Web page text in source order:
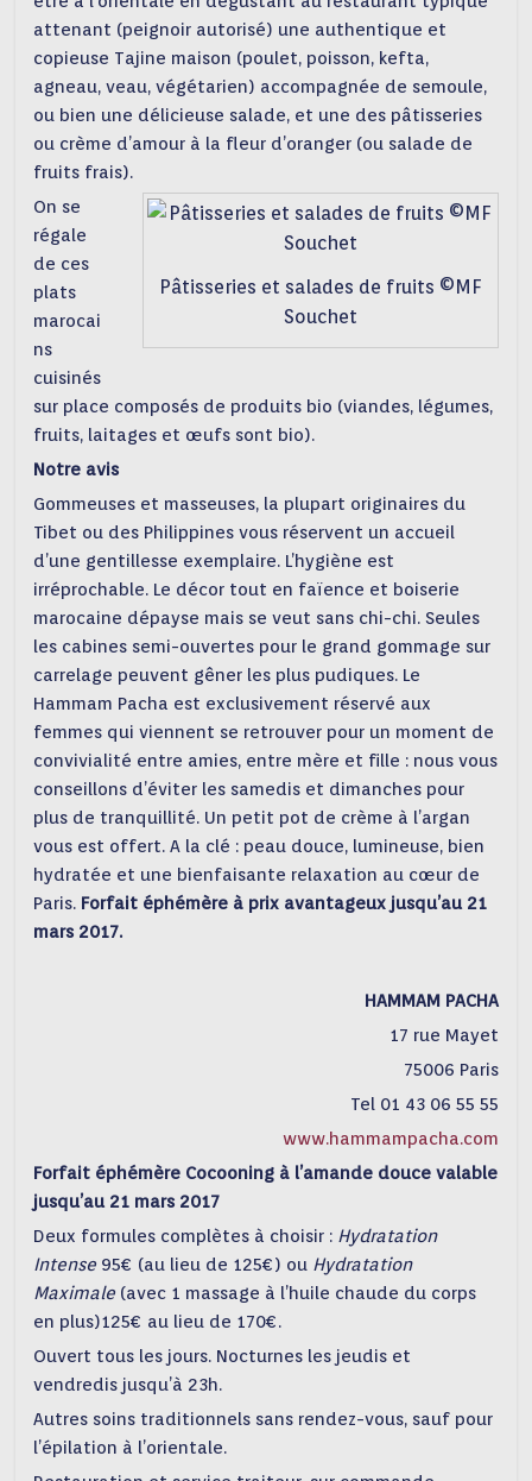
attenant (peignoir autorisé) une authentique et
copieuse Tajine maison (poulet, poisson, kefta,
agneau, veau, végétarien) accompagnée de semoule,
ou bien une délicieuse salade, et une des pâtisseries
ou crème d’amour à la fleur d’oranger (ou salade de
fruits frais).
Pâtisseries et salades de fruits ©MF
Souchet
On se
régale
de ces
plats
marocai
ns
cuisinés
sur place composés de produits bio (viandes, légumes,
fruits, laitages et œufs sont bio).
Notre avis
Gommeuses et masseuses, la plupart originaires du
Tibet ou des Philippines vous réservent un accueil
d’une gentillesse exemplaire. L’hygiène est
irréprochable. Le décor tout en faïence et boiserie
marocaine dépayse mais se veut sans chi-chi. Seules
les cabines semi-ouvertes pour le grand gommage sur
carrelage peuvent gêner les plus pudiques. Le
Hammam Pacha est exclusivement réservé aux
femmes qui viennent se retrouver pour un moment de
convivialité entre amies, entre mère et fille : nous vous
conseillons d’éviter les samedis et dimanches pour
plus de tranquillité. Un petit pot de crème à l’argan
vous est offert. A la clé : peau douce, lumineuse, bien
hydratée et une bienfaisante relaxation au cœur de
Paris. Forfait éphémère à prix avantageux jusqu’au 21
mars 2017.
HAMMAM PACHA
17 rue Mayet
75006 Paris
Tel 01 43 06 55 55
www.hammampacha.com
Forfait éphémère Cocooning à l’amande douce valable
jusqu’au 21 mars 2017
Deux formules complètes à choisir : Hydratation
Intense 95€ (au lieu de 125€) ou Hydratation
Maximale (avec 1 massage à l’huile chaude du corps
en plus)125€ au lieu de 170€.
Ouvert tous les jours. Nocturnes les jeudis et
vendredis jusqu’à 23h.
Autres soins traditionnels sans rendez-vous, sauf pour
l’épilation à l’orientale.